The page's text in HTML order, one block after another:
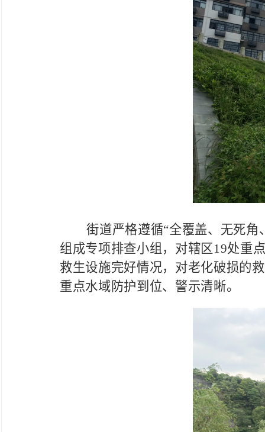
街道严格遵循“全覆盖、无死角
组成专项排查小组，对辖区19处重
救生设施完好情况，对老化破损的
重点水域防护到位、警示清晰。